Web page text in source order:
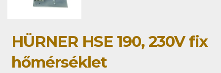
HÜRNER HSE 190, 230V fix
hőmérséklet